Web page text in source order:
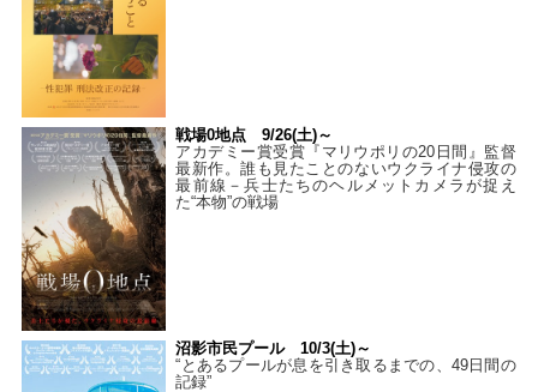
戦場0地点 9/26(土)～
アカデミー賞受賞『マリウポリの20日間』監督
最新作。誰も見たことのないウクライナ侵攻の
最前線－兵士たちのヘルメットカメラが捉え
た“本物”の戦場
沼影市民プール 10/3(土)～
“とあるプールが息を引き取るまでの、49日間の
記録”